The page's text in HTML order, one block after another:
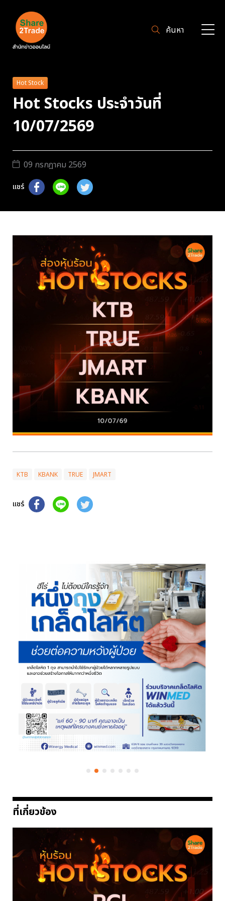
ค้นหา
Hot Stock
Hot Stocks ประจำวันที่
10/07/2569
09 กรกฎาคม 2569
แชร์
KTB KBANK TRUE JMART
แชร์
ที่เกี่ยวข้อง